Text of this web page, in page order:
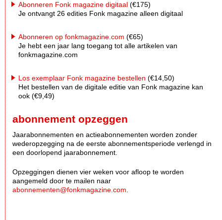
Abonneren Fonk magazine digitaal (€175)
Je ontvangt 26 edities Fonk magazine alleen digitaal
Abonneren op fonkmagazine.com (€65)
Je hebt een jaar lang toegang tot alle artikelen van
fonkmagazine.com
Los exemplaar Fonk magazine bestellen (€14,50)
Het bestellen van de digitale editie van Fonk magazine kan
ook (€9,49)
abonnement opzeggen
Jaarabonnementen en actieabonnementen worden zonder
wederopzegging na de eerste abonnementsperiode verlengd in
een doorlopend jaarabonnement.
Opzeggingen dienen vier weken voor afloop te worden
aangemeld door te mailen naar
abonnementen@fonkmagazine.com.